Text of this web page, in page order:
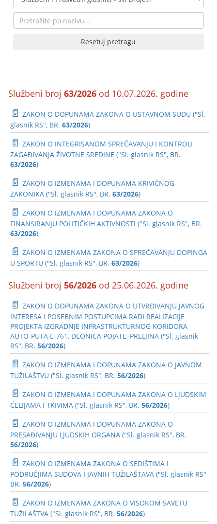
Resetuj pretragu
Službeni broj63/2026 od 10.07.2026. godine
📄 ZAKON O DOPUNAMA ZAKONA O USTAVNOM SUDU ("Sl.
glasnik RS", BR.63/2026)
📄 ZAKON O INTEGRISANOM SPREČAVANJU I KONTROLI
ZAGAĐIVANJA ŽIVOTNE SREDINE ("Sl. glasnik RS", BR.
63/2026)
📄 ZAKON O IZMENAMA I DOPUNAMA KRIVIČNOG
ZAKONIKA ("Sl. glasnik RS", BR.63/2026)
📄 ZAKON O IZMENAMA I DOPUNAMA ZAKONA O
FINANSIRANJU POLITIČKIH AKTIVNOSTI ("Sl. glasnik RS", BR.
63/2026)
📄 ZAKON O IZMENAMA ZAKONA O SPREČAVANJU DOPINGA
U SPORTU ("Sl. glasnik RS", BR.63/2026)
Službeni broj56/2026 od 25.06.2026. godine
📄 ZAKON O DOPUNAMA ZAKONA O UTVRĐIVANJU JAVNOG
INTERESA I POSEBNIM POSTUPCIMA RADI REALIZACIJE
PROJEKTA IZGRADNJE INFRASTRUKTURNOG KORIDORA
AUTO-PUTA E-761, DEONICA POJATE–PRELJINA ("Sl. glasnik
RS", BR.56/2026)
📄 ZAKON O IZMENAMA I DOPUNAMA ZAKONA O JAVNOM
TUŽILAŠTVU ("Sl. glasnik RS", BR.56/2026)
📄 ZAKON O IZMENAMA I DOPUNAMA ZAKONA O LJUDSKIM
ĆELIJAMA I TKIVIMA ("Sl. glasnik RS", BR.56/2026)
📄 ZAKON O IZMENAMA I DOPUNAMA ZAKONA O
PRESAĐIVANJU LJUDSKIH ORGANA ("Sl. glasnik RS", BR.
56/2026)
📄 ZAKON O IZMENAMA ZAKONA O SEDIŠTIMA I
PODRUČJIMA SUDOVA I JAVNIH TUŽILAŠTAVA ("Sl. glasnik RS",
BR.56/2026)
📄 ZAKON O IZMENAMA ZAKONA O VISOKOM SAVETU
TUŽILAŠTVA ("Sl. glasnik RS", BR.56/2026)